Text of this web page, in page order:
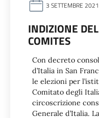
3 SETTEMBRE 2021
INDIZIONE
COMITES
Con decreto
d’Italia in San
le elezioni per
Comitato degli
circoscrizione
Generale d’Italia.